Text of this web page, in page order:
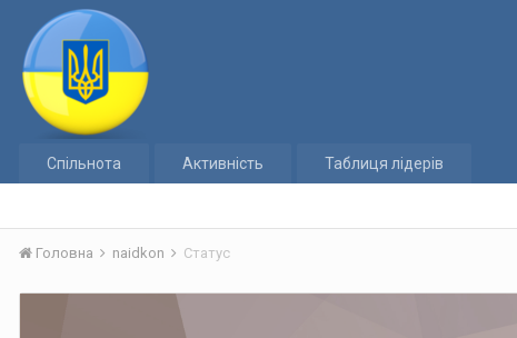
Спільнота Активність Таблиця лідерів
Головна naidkon Статус